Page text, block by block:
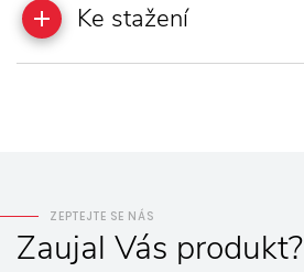
Ke stažení
ZEPTEJTE SE NÁS
Zaujal Vás produkt?